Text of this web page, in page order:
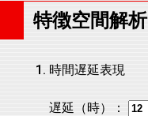
特徴空間解析
時間遅延表現
遅延（時）：